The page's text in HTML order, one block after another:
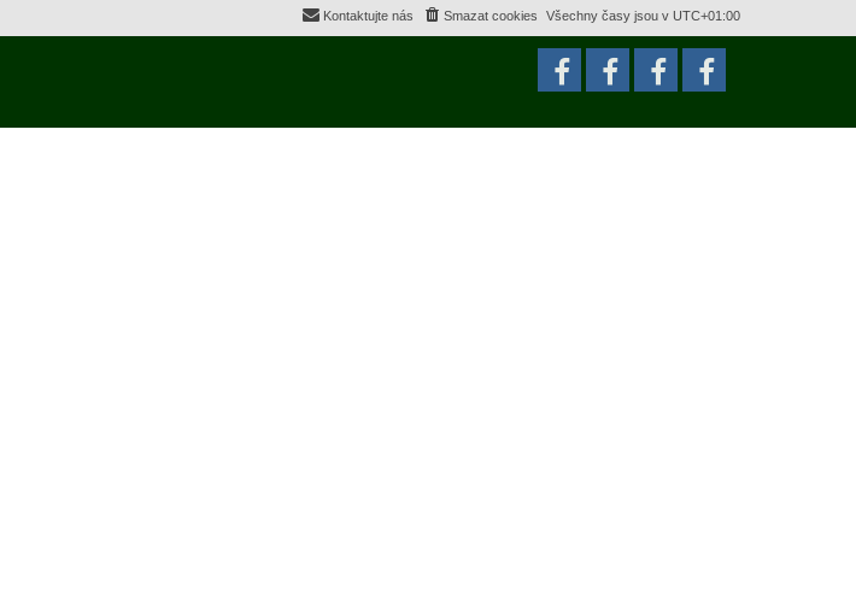
Všechny časy jsou v UTC+01:00
Smazat cookies
Kontaktujte nás